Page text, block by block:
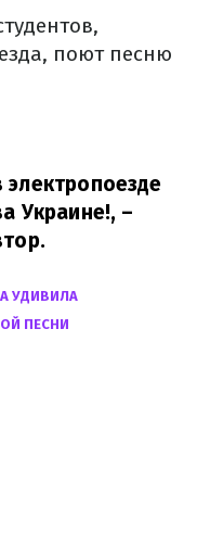
поют песню
Украине!, –
УДИВИЛА
ПЕСНИ